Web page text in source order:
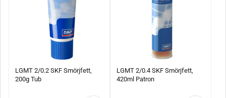
LGMT 2/0.2 SKF Smörjfett,
200g Tub
LGMT 2/0.4 SKF Smörjfett,
420ml Patron